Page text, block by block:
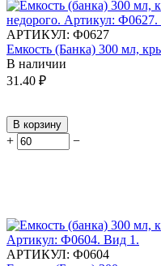
АРТИКУЛ: Ф0627
Емкость (Банка) 300 мл,
В наличии
31.40 ₽
В корзину
+ −
АРТИКУЛ: Ф0604